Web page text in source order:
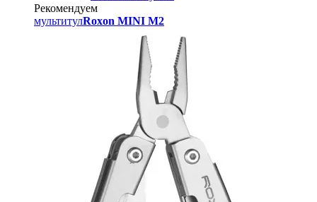
Рекомендуем
мультитулRoxon MINI M2